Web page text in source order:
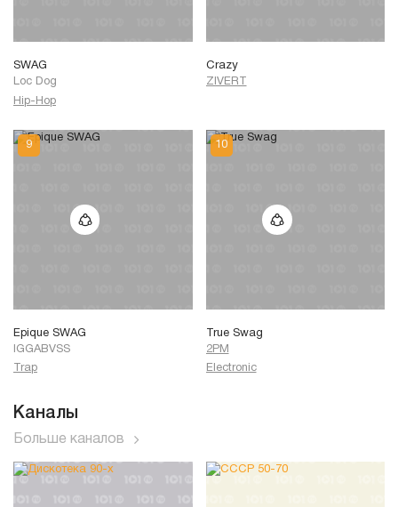
SWAG
Loc Dog
Hip-Hop
Crazy
ZIVERT
Epique SWAG
IGGABVSS
Trap
True Swag
2PM
Electronic
Каналы
Больше каналов